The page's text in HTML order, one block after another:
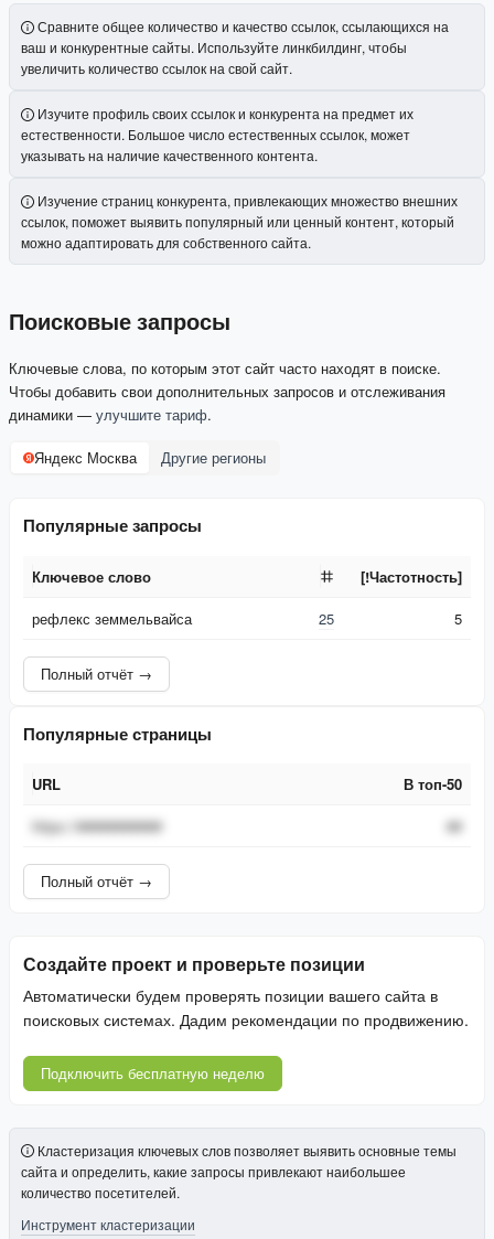
Сравните общее количество и качество ссылок, ссылающихся на
ваш и конкурентные сайты. Используйте линкбилдинг, чтобы
увеличить количество ссылок на свой сайт.
Изучите профиль своих ссылок и конкурента на предмет их
естественности. Большое число естественных ссылок, может
указывать на наличие качественного контента.
Изучение страниц конкурента, привлекающих множество внешних
ссылок, поможет выявить популярный или ценный контент, который
можно адаптировать для собственного сайта.
Поисковые запросы
Ключевые слова, по которым этот сайт часто находят в поиске.
Чтобы добавить свои дополнительных запросов и отслеживания
динамики — улучшите тариф.
Яндекс Москва Другие регионы
Популярные запросы
Ключевое слово
[!Частотность]
Ключевое слово
рефлекс земмельвайса 25 5
Полный отчёт →
Популярные страницы
URL
В топ-50
URL
https://########### ##
Полный отчёт →
Создайте проект и проверьте позиции
Автоматически будем проверять позиции вашего сайта в
поисковых системах. Дадим рекомендации по продвижению.
Подключить бесплатную неделю
Кластеризация ключевых слов позволяет выявить основные темы
сайта и определить, какие запросы привлекают наибольшее
количество посетителей.
Инструмент кластеризации